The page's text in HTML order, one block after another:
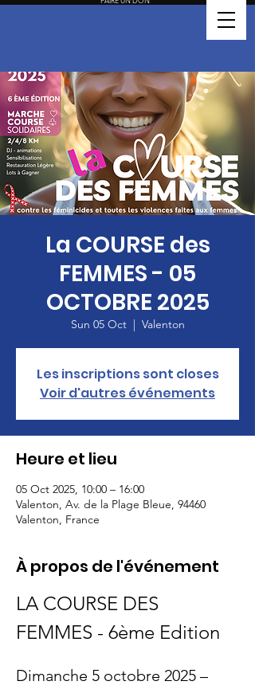
La COURSE des
FEMMES - 05
OCTOBRE 2025
Sun 05 Oct
  |
Valenton
Les inscriptions sont closes
Voir d'autres événements
Heure et lieu
05 Oct 2025, 10:00 – 16:00
Valenton, Av. de la Plage Bleue, 94460
Valenton, France
À propos de l'événement
LA COURSE DES
FEMMES - 6ème Edition
Dimanche 5 octobre 2025 –